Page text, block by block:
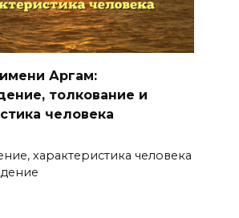
Аргам:
толкование и
человека
характеристика человека